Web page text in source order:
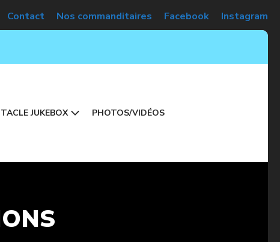
Contact Nos commanditaires Facebook Instagram
JUKEBOX PHOTOS/VIDÉOS